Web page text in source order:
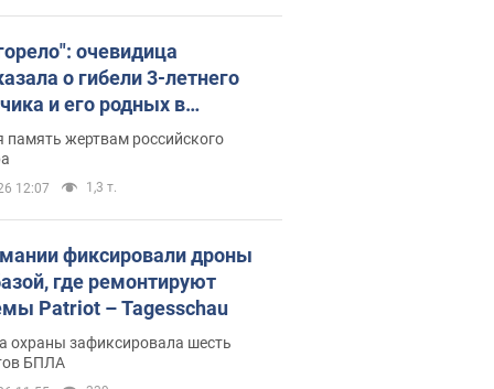
очевидица
о гибели 3-летнего
и его родных в
атаки РФ на Киевскую
Видео и фото
память жертвам российского
12:07 1,3 т.
фиксировали дроны
где ремонтируют
Patriot – Tagesschau
охраны зафиксировала шесть
БПЛА